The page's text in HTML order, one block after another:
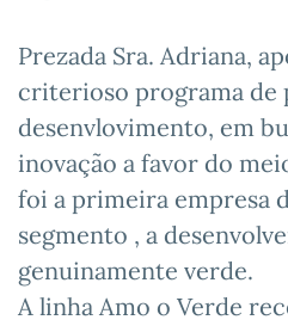
Prezada Sra. Adriana,
criterioso programa de
desenvlovimento, em
inovação a favor do
foi a primeira empresa
segmento , a
genuinamente verde.
A linha Amo o Verde